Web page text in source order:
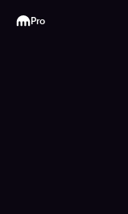
Kraken
Pro